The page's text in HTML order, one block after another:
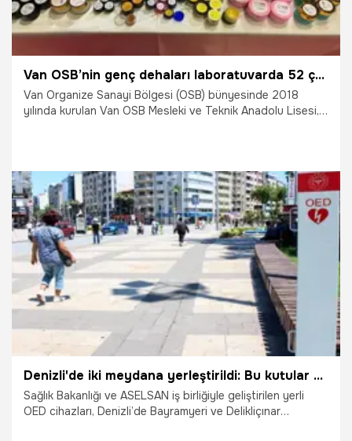
Van OSB’nin genç dehaları laboratuvarda 52 çeşit ürün üretti! Mezun olmadan iş yeri açma belgesini kaptı!
Van Organize Sanayi Bölgesi (OSB) bünyesinde 2018
yılında kurulan Van OSB Mesleki ve Teknik Anadolu Lisesi,
kadar 4 ana branşta geleceğin mühendislerini yetiştiren
okulda öğrenciler; bu yıl egzama kreminden örümcek
robota, jant temizleyiciden Tesla bobinine kadar tam 52
çeşit inovatif ürün geliştirdi. Diplomalarının yanında "İş Yeri
Açma Belgesi" ile mezun olan gençler, Türkiye’nin yerli ve
milli üretim hamlesine Van ovasından omuz veriyor.
22.06.2026 Van
Denizli'de iki meydana yerleştirildi: Bu kutular anında müdahale ediyor, hayat kurtarıyor
Sağlık Bakanlığı ve ASELSAN iş birliğiyle geliştirilen yerli
OED cihazları, Denizli’de Bayramyeri ve Delikliçınar